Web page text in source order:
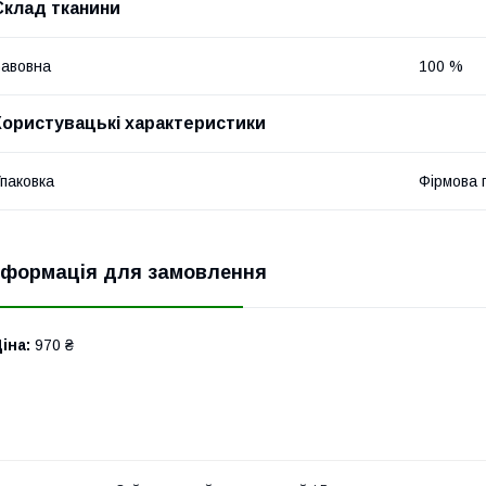
тканини
100 %
характеристики
Фірмова
для замовлення
970 ₴